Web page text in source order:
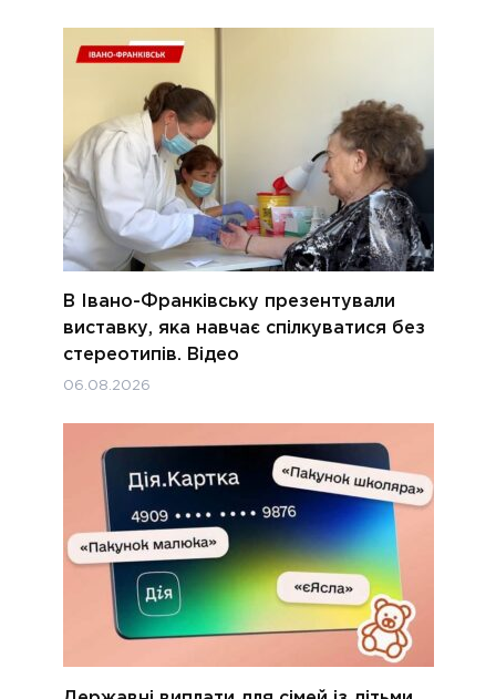
В Івано-Франківську презентували
виставку, яка навчає спілкуватися без
стереотипів. Відео
06.08.2026